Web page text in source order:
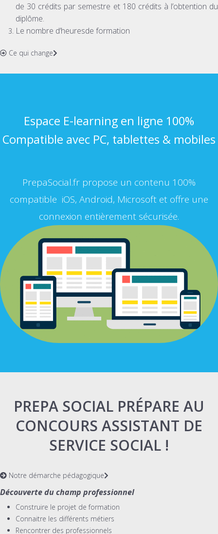
de 30 crédits par semestre et 180 crédits à l’obtention du
diplôme.
Le nombre d’heuresde formation
Ce qui change
Espace E-learning en ligne 100%
Compatible avec PC, tablettes & mobiles
PrepaSocial.fr propose un contenu 100%
compatible iOS, Android, Microsoft et offre une
connexion entièrement sécurisée.
PREPA SOCIAL PRÉPARE AU
CONCOURS ASSISTANT DE
SERVICE SOCIAL !
Notre démarche pédagogique
Découverte du champ professionnel
Construire le projet de formation
Connaitre les différents métiers
Rencontrer des professionnels